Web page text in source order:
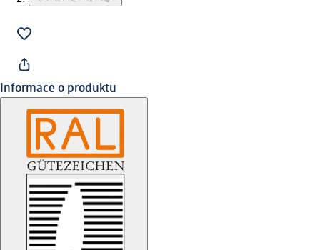
Informace o produktu